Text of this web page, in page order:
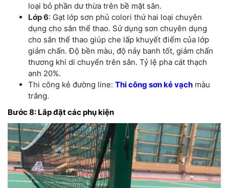
loại bỏ phần dư thừa trên bề mặt sân.
Lớp 6: Gạt lớp sơn phủ colori thứ hai loại chuyên
dụng cho sân thể thao. Sử dụng sơn chuyên dụng
cho sân thể thao giúp che lấp khuyết điểm của lớp
giảm chấn. Độ bền màu, độ nảy banh tốt, giảm chấn
thương khi di chuyển trên sân. Tỷ lệ pha cát thạch
anh 20%.
Thi công kẻ đường line: Thi công sơn kẻ vạch màu
trắng.
Bước 8: Lắp đặt các phụ kiện